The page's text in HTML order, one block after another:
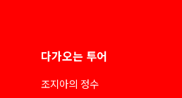
다가오는 투어
조지아의 정수